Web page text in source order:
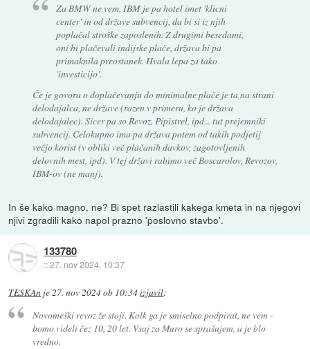
Za BMW ne vem, IBM je pa hotel imet 'klicni
center' in od države subvencij, da bi si iz njih
poplačal stroške zaposlenih. Z drugimi besedami,
oni bi plačevali indijske plače, država bi pa
primaknila preostanek. Hvala lepa za tako
'investicijo'.
Če je govora o doplačevanju do minimalne plače je ta na strani
delodajalca, ne države (razen v primeru, ko je država
delodajalec). Sicer pa so Revoz, Pipistrel, ipd... tut prejemniki
subvencij. Celokupno ima pa država potem od takih podjetij
večjo korist (v obliki več plačanih davkov, zagotovljenih
delovnih mest, ipd). V tej državi rabimo več Boscarolov, Revozov,
IBM-ov (ne manj).
In še kako magno, ne? Bi spet razlastili kakega kmeta in na njegovi
njivi zgradili kako napol prazno 'poslovno stavbo'.
133780
::27. nov 2024, 10:37
TESKAn je27. nov 2024 ob 10:34izjavil:
Novomeški revoz že stoji. Kolk ga je smiselno podpirat, ne vem -
bomo videli čez 10, 20 let. Vsaj za Muro se sprašujem, a je blo
vredno.